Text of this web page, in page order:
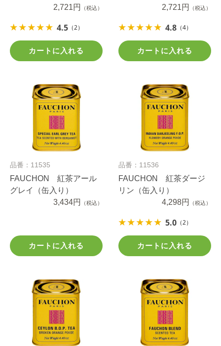
2,721円
（税込）
4.5 （2）
カートに入れる
2,721円
（税込）
4.8 （4）
カートに入れる
品番：11535
FAUCHON 紅茶アール
グレイ（缶入り）
3,434円
（税込）
カートに入れる
品番：11536
FAUCHON 紅茶ダージ
リン（缶入り）
4,298円
（税込）
5.0 （2）
カートに入れる